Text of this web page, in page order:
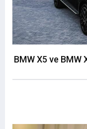
BMW X5 ve BMW